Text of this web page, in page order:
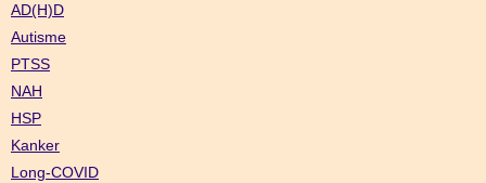
AD(H)D
Autisme
PTSS
NAH
HSP
Kanker
Long-COVID